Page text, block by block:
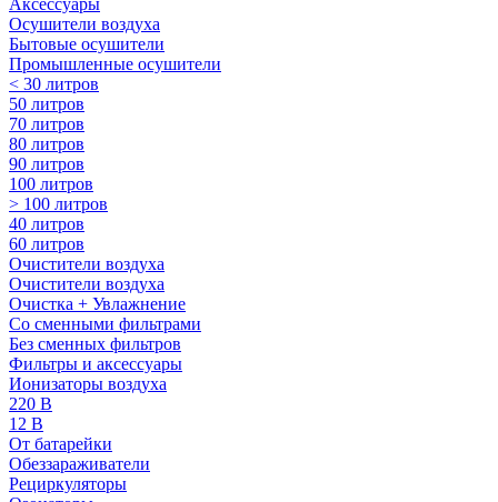
Аксессуары
Осушители воздуха
Бытовые осушители
Промышленные осушители
< 30 литров
50 литров
70 литров
80 литров
90 литров
100 литров
> 100 литров
40 литров
60 литров
Очистители воздуха
Очистители воздуха
Очистка + Увлажнение
Cо сменными фильтрами
Без сменных фильтров
Фильтры и аксессуары
Ионизаторы воздуха
220 В
12 В
От батарейки
Обеззараживатели
Рециркуляторы